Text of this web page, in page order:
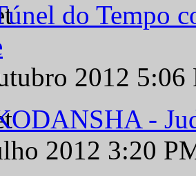
do Tempo
2012
-
2012 3:20